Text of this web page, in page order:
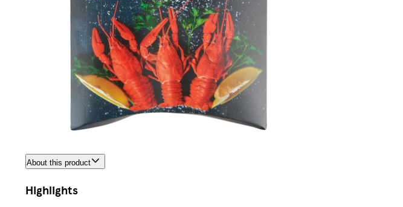
About this product
Highlights